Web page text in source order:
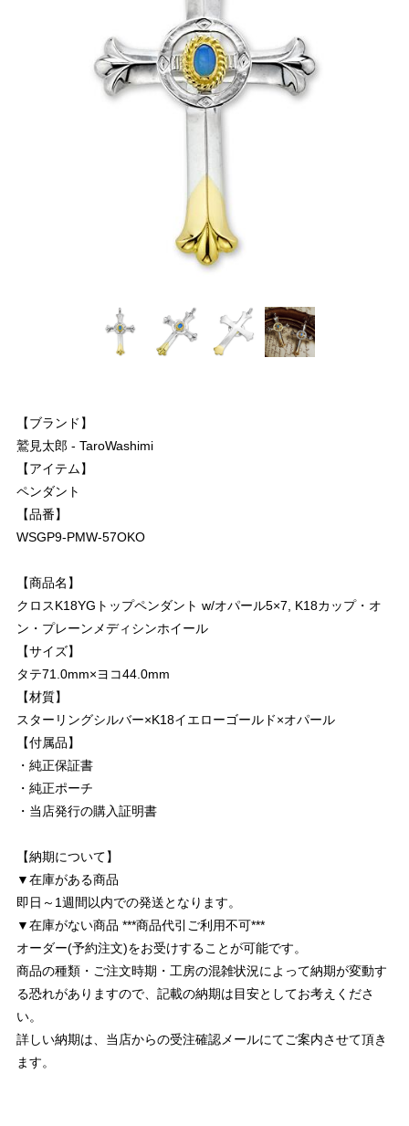
【ブランド】
鷲見太郎 - TaroWashimi
【アイテム】
ペンダント
【品番】
WSGP9-PMW-57OKO
【商品名】
クロスK18YGトップペンダント w/オパール5×7, K18カップ・オ
ン・プレーンメディシンホイール
【サイズ】
タテ71.0mm×ヨコ44.0mm
【材質】
スターリングシルバー×K18イエローゴールド×オパール
【付属品】
・純正保証書
・純正ポーチ
・当店発行の購入証明書
【納期について】
▼在庫がある商品
即日～1週間以内での発送となります。
▼在庫がない商品 ***商品代引ご利用不可***
オーダー(予約注文)をお受けすることが可能です。
商品の種類・ご注文時期・工房の混雑状況によって納期が変動す
る恐れがありますので、記載の納期は目安としてお考えくださ
い。
詳しい納期は、当店からの受注確認メールにてご案内させて頂き
ます。